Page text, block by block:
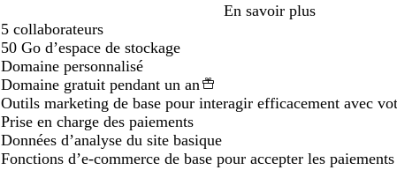
En savoir plus
5 collaborateurs
50 Go d’espace de stockage
Domaine personnalisé
Domaine gratuit pendant un an
Outils marketing de base pour interagir efficacement avec
Prise en charge des paiements
Données d’analyse du site basique
Fonctions d’e-commerce de base pour accepter les